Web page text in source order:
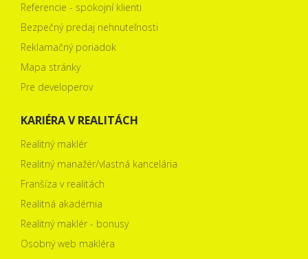
Referencie - spokojní klienti
Bezpečný predaj nehnuteľnosti
Reklamačný poriadok
Mapa stránky
Pre developerov
KARIÉRA V REALITÁCH
Realitný maklér
Realitný manažér/vlastná kancelária
Franšíza v realitách
Realitná akadémia
Realitný maklér - bonusy
Osobný web makléra